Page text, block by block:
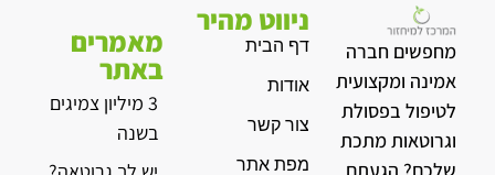
מחפשים חברה
אמינה ומקצועית
לטיפול בפסולת
וגרוטאות מתכת
ניווט מהיר
דף הבית
אודות
צור קשר
מפת אתר
מאמרים
באתר
3 מיליון צמיגים
בשנה